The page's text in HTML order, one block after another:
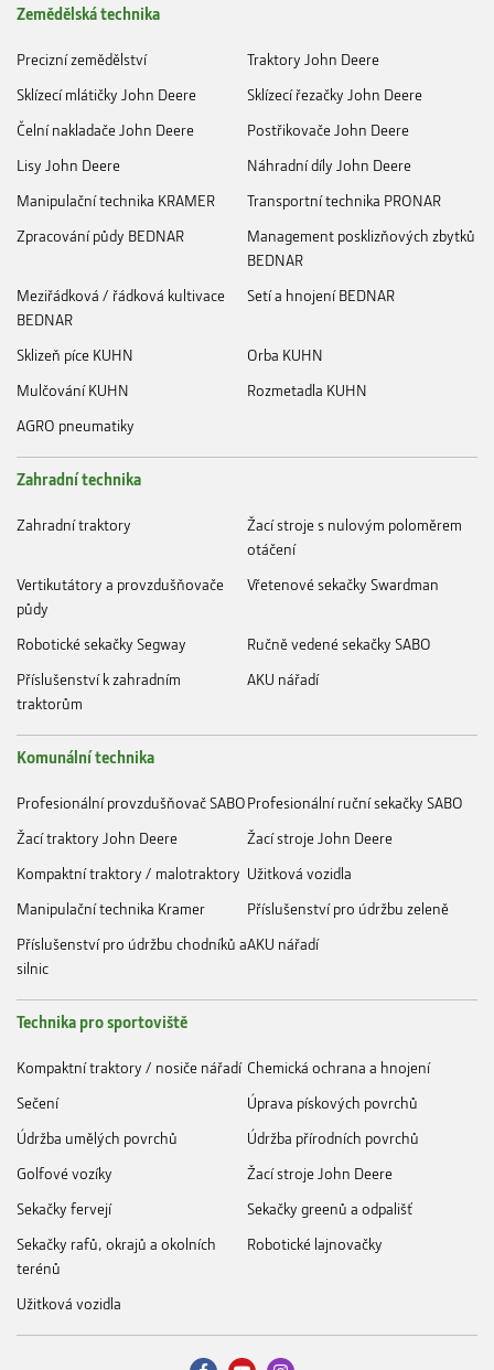
Zemědělská technika
Precizní zemědělství
Traktory John Deere
Sklízecí mlátičky John Deere
Sklízecí řezačky John Deere
Čelní nakladače John Deere
Postřikovače John Deere
Lisy John Deere
Náhradní díly John Deere
Manipulační technika KRAMER
Transportní technika PRONAR
Zpracování půdy BEDNAR
Management posklizňových zbytků
BEDNAR
Meziřádková / řádková kultivace
BEDNAR
Setí a hnojení BEDNAR
Sklizeň píce KUHN
Orba KUHN
Mulčování KUHN
Rozmetadla KUHN
AGRO pneumatiky
Zahradní technika
Zahradní traktory
Žací stroje s nulovým poloměrem
otáčení
Vertikutátory a provzdušňovače
půdy
Vřetenové sekačky Swardman
Robotické sekačky Segway
Ručně vedené sekačky SABO
Příslušenství k zahradním
traktorům
AKU nářadí
Komunální technika
Profesionální provzdušňovač SABOProfesionální ruční sekačky SABO
Žací traktory John Deere
Žací stroje John Deere
Kompaktní traktory / malotraktory Užitková vozidla
Manipulační technika Kramer
Příslušenství pro údržbu zeleně
Příslušenství pro údržbu chodníků a
silnic
AKU nářadí
Technika pro sportoviště
Kompaktní traktory / nosiče nářadí Chemická ochrana a hnojení
Sečení
Úprava pískových povrchů
Údržba umělých povrchů
Údržba přírodních povrchů
Golfové vozíky
Žací stroje John Deere
Sekačky fervejí
Sekačky greenů a odpališť
Sekačky rafů, okrajů a okolních
terénů
Robotické lajnovačky
Užitková vozidla